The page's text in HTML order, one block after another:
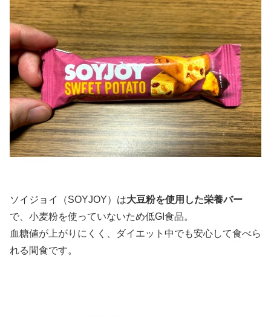
ソイジョイ（SOYJOY）は大豆粉を使用した栄養バー
で、小麦粉を使っていないため低GI食品。
血糖値が上がりにくく、ダイエット中でも安心して食べら
れる間食です。